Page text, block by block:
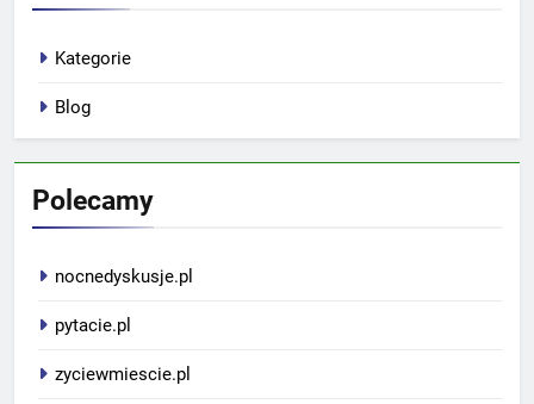
Kategorie
Blog
Polecamy
nocnedyskusje.pl
pytacie.pl
zyciewmiescie.pl